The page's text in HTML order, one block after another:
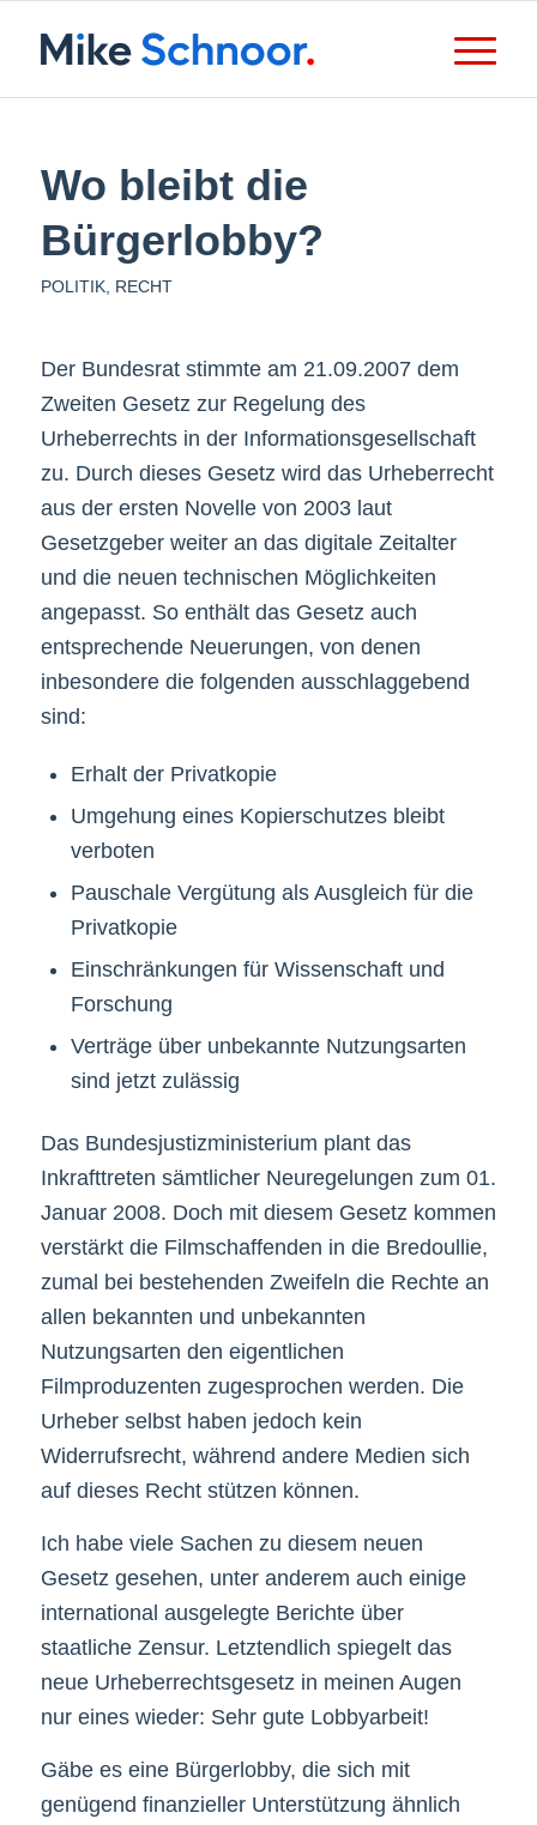
Wo bleibt die
Bürgerlobby?
POLITIK, RECHT
Der Bundesrat stimmte am 21.09.2007 dem
Zweiten Gesetz zur Regelung des
Urheberrechts in der Informationsgesellschaft
zu. Durch dieses Gesetz wird das Urheberrecht
aus der ersten Novelle von 2003 laut
Gesetzgeber weiter an das digitale Zeitalter
und die neuen technischen Möglichkeiten
angepasst. So enthält das Gesetz auch
entsprechende Neuerungen, von denen
inbesondere die folgenden ausschlaggebend
sind:
Erhalt der Privatkopie
Umgehung eines Kopierschutzes bleibt
verboten
Pauschale Vergütung als Ausgleich für die
Privatkopie
Einschränkungen für Wissenschaft und
Forschung
Verträge über unbekannte Nutzungsarten
sind jetzt zulässig
Das Bundesjustizministerium plant das
Inkrafttreten sämtlicher Neuregelungen zum 01.
Januar 2008. Doch mit diesem Gesetz kommen
verstärkt die Filmschaffenden in die Bredoullie,
zumal bei bestehenden Zweifeln die Rechte an
allen bekannten und unbekannten
Nutzungsarten den eigentlichen
Filmproduzenten zugesprochen werden. Die
Urheber selbst haben jedoch kein
Widerrufsrecht, während andere Medien sich
auf dieses Recht stützen können.
Ich habe viele Sachen zu diesem neuen
Gesetz gesehen, unter anderem auch einige
international ausgelegte Berichte über
staatliche Zensur. Letztendlich spiegelt das
neue Urheberrechtsgesetz in meinen Augen
nur eines wieder: Sehr gute Lobbyarbeit!
Gäbe es eine Bürgerlobby, die sich mit
genügend finanzieller Unterstützung ähnlich